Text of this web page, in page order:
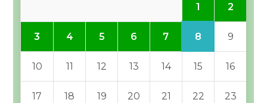
1 2
3 4 5 6 7 8 9
10 11 12 13 14 15 16
17 18 19 20 21 22 23